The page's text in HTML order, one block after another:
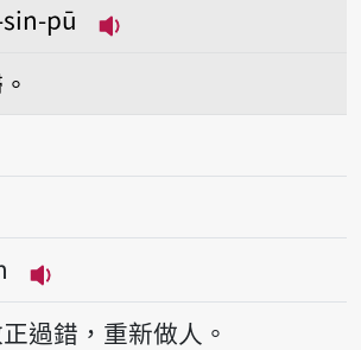
pū
播放音讀tsū-sin
過錯，重新做人。